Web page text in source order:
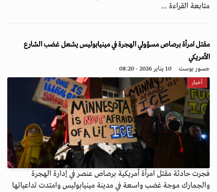
متابعة القراءة ...
مقتل امرأة برصاص مسؤولي الهجرة في مينيابوليس يشعل غضب الشارع
الأمريكي
جسور بوست 10 يناير 2026 - 08:20
أخبار
فجرت حادثة مقتل امرأة أمريكية برصاص عنصر في إدارة الهجرة
والجمارك موجة غضب واسعة في مدينة مينيابوليس وامتدت تداعياتها